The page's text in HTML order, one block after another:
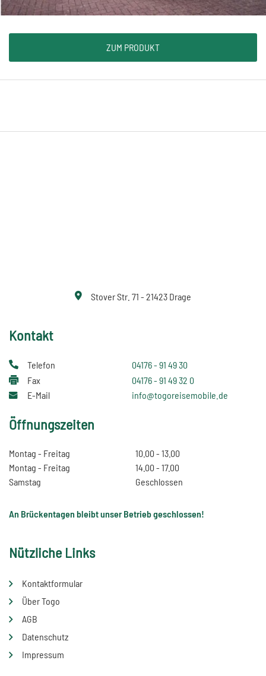
ZUM PRODUKT
Stover Str. 71 - 21423 Drage
Kontakt
Telefon
04176 - 91 49 30
Fax
04176 - 91 49 32 0
E-Mail
info@togoreisemobile.de
Öffnungszeiten
Montag - Freitag
10.00 - 13.00
Montag - Freitag
14.00 - 17.00
Samstag
Geschlossen
An Brückentagen bleibt unser Betrieb geschlossen!
Nützliche Links
Kontaktformular
Über Togo
AGB
Datenschutz
Impressum